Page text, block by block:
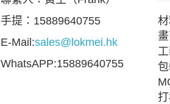
手提：15889640755
E-Mail:sales@lokmei.hk
WhatsAPP:15889640755